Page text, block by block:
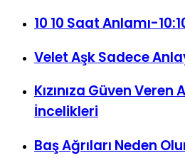
10 10 Saat Anlamı-
Velet Aşk Sadece
Kızınıza Güven Veren
İncelikleri
Baş Ağrıları Neden